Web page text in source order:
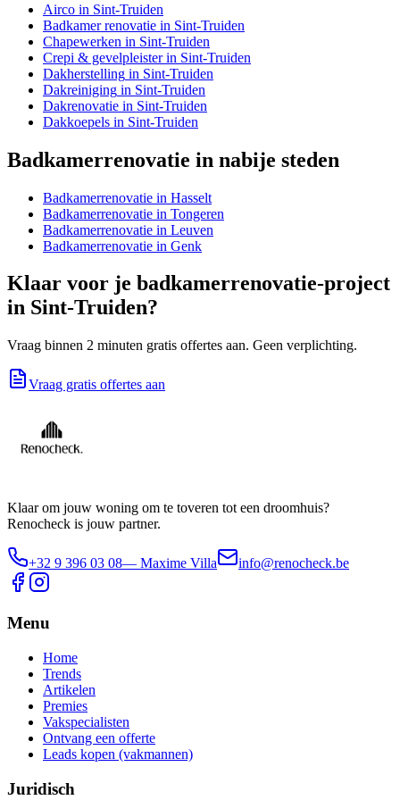
Airco in Sint-Truiden
Badkamer renovatie in Sint-Truiden
Chapewerken in Sint-Truiden
Crepi & gevelpleisterin Sint-Truiden
Dakherstelling in Sint-Truiden
Dakreiniging in Sint-Truiden
Dakrenovatie in Sint-Truiden
Dakkoepels in Sint-Truiden
Badkamerrenovatie in nabije steden
Badkamerrenovatie in Hasselt
Badkamerrenovatie in Tongeren
Badkamerrenovatie in Leuven
Badkamerrenovatie in Genk
Klaar voor je badkamerrenovatie-project
in Sint-Truiden?
Vraag binnen 2 minuten gratis offertes aan. Geen verplichting.
Vraag gratis offertes aan
Klaar om jouw woning om te toveren tot een droomhuis?
Renocheck is jouw partner.
+32 9 396 03 08— Maxime Villa info@renocheck.be
Menu
Home
Trends
Artikelen
Premies
Vakspecialisten
Ontvang een offerte
Leads kopen (vakmannen)
Juridisch